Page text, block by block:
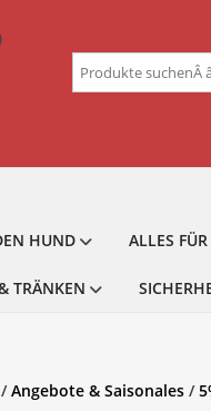
Suchen
nach:
HUND ALLES
TRÄNKEN
/Angebote & Saisonales /